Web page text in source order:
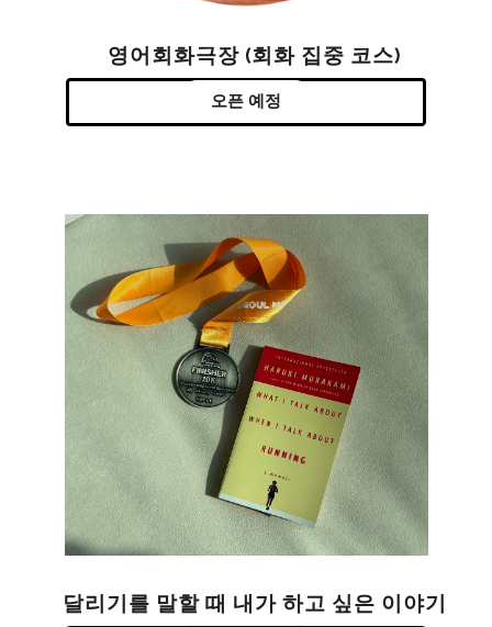
영어회화극장 (회화 집중 코스)
오픈 예정
달리기를 말할 때 내가 하고 싶은 이야기